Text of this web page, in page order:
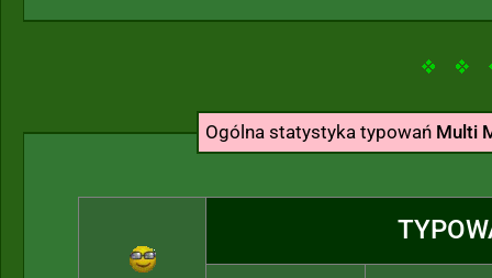
Ogólna statystyka typowań Multi